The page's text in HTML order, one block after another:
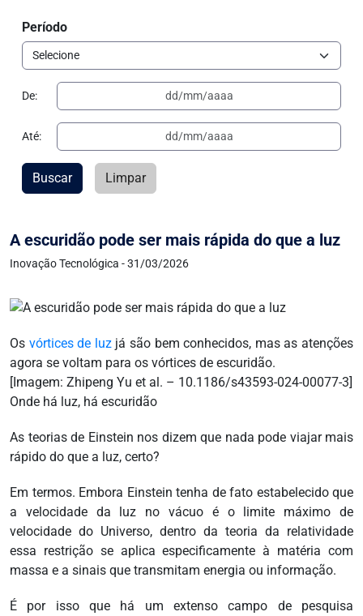
A escuridão pode ser mais rápida do que a luz
Inovação Tecnológica - 31/03/2026
Os vórtices de luzjá são bem conhecidos, mas as atenções
agora se voltam para os vórtices de escuridão.
[Imagem: Zhipeng Yu et al. – 10.1186/s43593-024-00077-3]
Onde há luz, há escuridão
As teorias de Einstein nos dizem que nada pode viajar mais
rápido do que a luz, certo?
Em termos. Embora Einstein tenha de fato estabelecido que
a velocidade da luz no vácuo é o limite máximo de
velocidade do Universo, dentro da teoria da relatividade
essa restrição se aplica especificamente à matéria com
massa e a sinais que transmitam energia ou informação.
É por isso que há um extenso campo de pesquisa
Período
De:
Até:
Buscar Limpar